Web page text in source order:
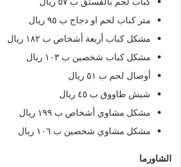
متر كباب لحم او دجاج ب ٩٥ ريال
مشكل كباب أربعة أشخاص ب ١٨٢ ريال
مشكل كباب شخصين ب ١٠٣ ريال
أوصال لحم ب ٥١ ريال
شيش طاووق ب ٤٥ ريال
مشكل مشاوي أشخاص ب ١٩٩ ريال
مشكل مشاوي شخصين ب ١٠٦ ريال
الشاورما